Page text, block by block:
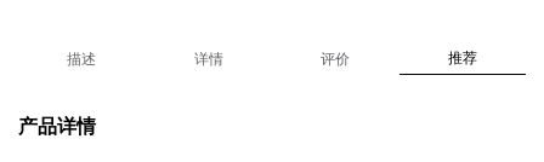
描述 详情 评价 推荐
产品详情